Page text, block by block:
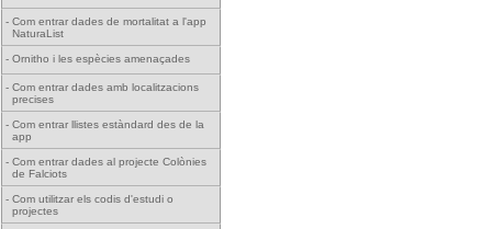
- Com entrar dades de mortalitat a l'app
NaturaList
- Ornitho i les espècies amenaçades
- Com entrar dades amb localitzacions
precises
- Com entrar llistes estàndard des de la
app
- Com entrar dades al projecte Colònies
de Falciots
- Com utilitzar els codis d'estudi o
projectes